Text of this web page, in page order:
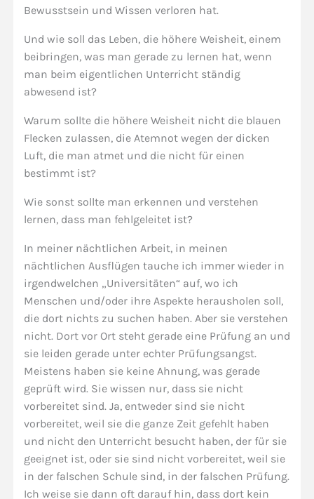
Bewusstsein und Wissen verloren hat.
Und wie soll das Leben, die höhere Weisheit, einem
beibringen, was man gerade zu lernen hat, wenn
man beim eigentlichen Unterricht ständig
abwesend ist?
Warum sollte die höhere Weisheit nicht die blauen
Flecken zulassen, die Atemnot wegen der dicken
Luft, die man atmet und die nicht für einen
bestimmt ist?
Wie sonst sollte man erkennen und verstehen
lernen, dass man fehlgeleitet ist?
In meiner nächtlichen Arbeit, in meinen
nächtlichen Ausflügen tauche ich immer wieder in
irgendwelchen „Universitäten“ auf, wo ich
Menschen und/oder ihre Aspekte herausholen soll,
die dort nichts zu suchen haben. Aber sie verstehen
nicht. Dort vor Ort steht gerade eine Prüfung an und
sie leiden gerade unter echter Prüfungsangst.
Meistens haben sie keine Ahnung, was gerade
geprüft wird. Sie wissen nur, dass sie nicht
vorbereitet sind. Ja, entweder sind sie nicht
vorbereitet, weil sie die ganze Zeit gefehlt haben
und nicht den Unterricht besucht haben, der für sie
geeignet ist, oder sie sind nicht vorbereitet, weil sie
in der falschen Schule sind, in der falschen Prüfung.
Ich weise sie dann oft darauf hin, dass dort kein